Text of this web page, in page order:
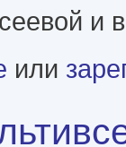
и
для устранения
или